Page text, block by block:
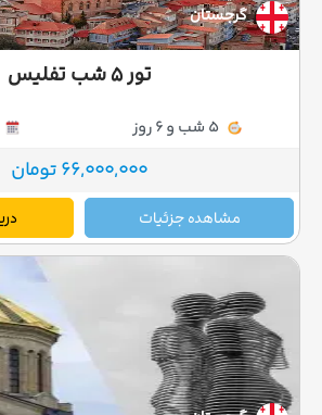
گرجستان
تور ۵ شب تفلیس
66,000,000 تومان
مشاهده جزئیات